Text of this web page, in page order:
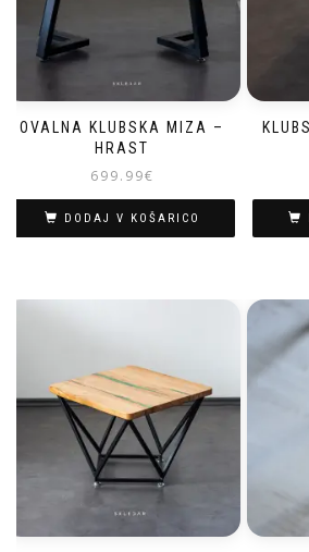
OVALNA KLUBSKA MIZA –
HRAST
699.99€
DODAJ V KOŠARICO